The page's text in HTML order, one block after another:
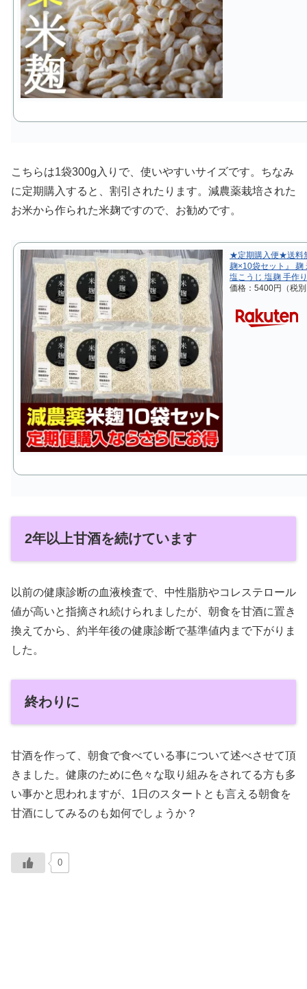
こちらは1袋300g入りで、使いやすいサイズです。ちなみ
に定期購入すると、割引されたります。減農薬栽培された
お米から作られた米麹ですので、お勧めです。
★定期購入便★送料
麹×10袋セット』 麹
塩こうじ 塩麹 手作
価格：5400円（税
2年以上甘酒を続けています
以前の健康診断の血液検査で、中性脂肪やコレステロール
値が高いと指摘され続けられましたが、朝食を甘酒に置き
換えてから、約半年後の健康診断で基準値内まで下がりま
した。
終わりに
甘酒を作って、朝食で食べている事について述べさせて頂
きました。健康のために色々な取り組みをされてる方も多
い事かと思われますが、1日のスタートとも言える朝食を
甘酒にしてみるのも如何でしょうか？
0